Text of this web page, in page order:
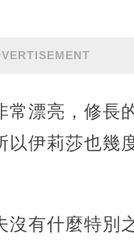
漂亮，修長
伊莉莎也幾
有什麼特別